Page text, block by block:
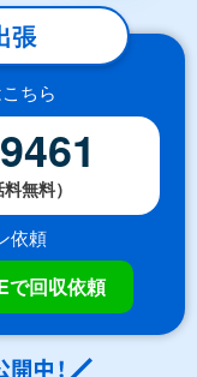
張
ちら
無料）
依頼
で回収依頼